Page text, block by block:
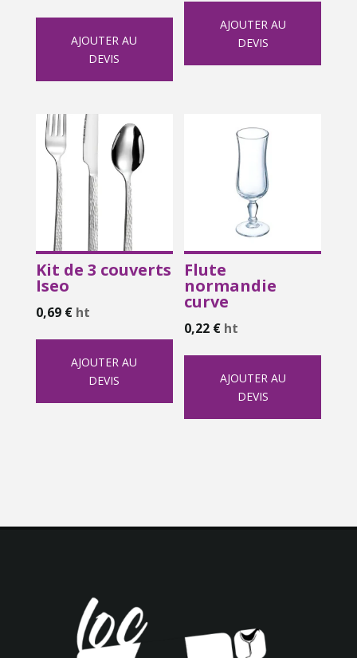
AJOUTER AU
DEVIS
AJOUTER AU
DEVIS
Kit de 3 couverts
Iseo
0,69 € ht
AJOUTER AU
DEVIS
Flute
normandie
curve
0,22 € ht
AJOUTER AU
DEVIS